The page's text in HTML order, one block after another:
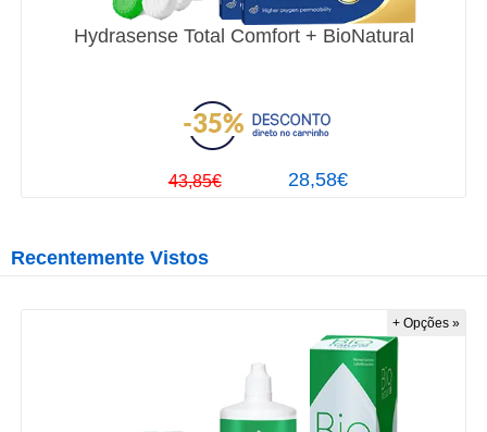
Hydrasense Total Comfort + BioNatural
28,58€
43,85€
Recentemente Vistos
+ Opções »